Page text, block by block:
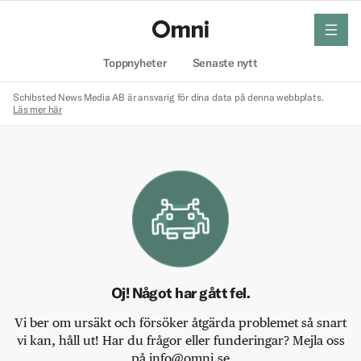
Toppnyheter Senaste nytt
meny
Schibsted News Media AB är ansvarig för dina data på denna webbplats.
Läs mer här
Oj! Något har gått fel.
Vi ber om ursäkt och försöker åtgärda problemet så snart
vi kan, håll ut! Har du frågor eller funderingar? Mejla oss